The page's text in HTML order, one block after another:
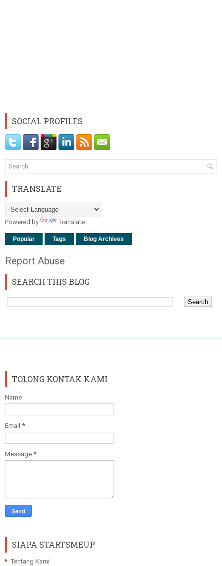
SOCIAL PROFILES
TRANSLATE
Powered by Translate
Popular Tags Blog Archives
Report Abuse
SEARCH THIS BLOG
TOLONG KONTAK KAMI
Name
Email *
Message *
SIAPA STARTSMEUP
Tentang Kami